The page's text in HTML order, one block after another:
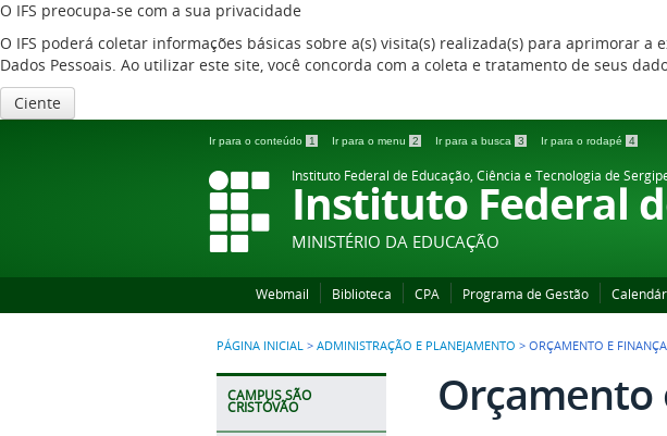
O IFS preocupa-se com a sua privacidade
O IFS poderá coletar informações básicas sobre a(s) visita(s) realizada(s) para aprimorar
Dados Pessoais. Ao utilizar este site, você concorda com a coleta e tratamento de seus
Ciente
Ir para o conteúdo 1 Ir para o menu 2 Ir para a busca 3 Ir para o rodapé 4
Instituto Federal de Educação, Ciência e Tecnologia de
Instituto Federal
MINISTÉRIO DA EDUCAÇÃO
Webmail Biblioteca CPA Programa de Gestão
PÁGINA INICIAL > ADMINISTRAÇÃO E PLANEJAMENTO > ORÇAMENTO E
CAMPUS SÃO
CRISTÓVÃO Orçamento